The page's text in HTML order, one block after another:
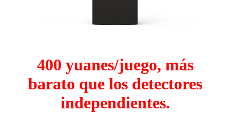
400 yuanes/juego, más
barato que los detectores
independientes.